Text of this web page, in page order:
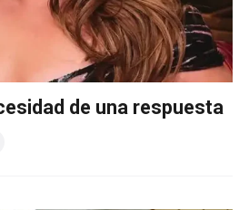
de una respuesta